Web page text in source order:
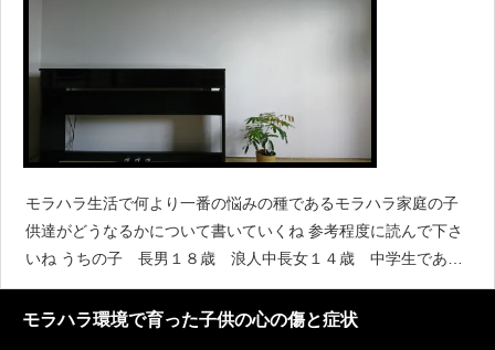
モラハラ生活で何より一番の悩みの種であるモラハラ家庭の子
供達がどうなるかについて書いていくね 参考程度に読んで下さ
いね うちの子 長男１８歳 浪人中長女１４歳 中学生であ
り 私がモラハラ館を出るから一緒に出てきてほしいという話を
子供達にしたところ 長男「お母さんが出てい
モラハラ環境で育った子供の心の傷と症状